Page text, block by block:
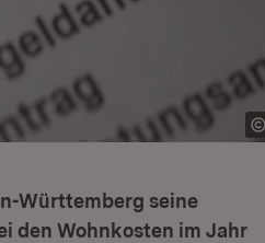
Württemberg seine
den Wohnkosten im Jahr